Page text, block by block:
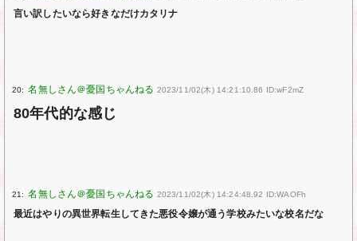
言い訳したいなら好きなだけカタリナ
20: 2023/11/02(木) 14:21:10.86 ID:wF2mZ
80年代的な感じ
21: 2023/11/02(木) 14:24:48.92 ID:WAOFh
最近はやりの異世界転生してきた悪役令嬢が通う学校みたいな校名だな